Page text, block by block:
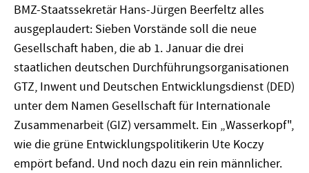
BMZ-Staatssekretär Hans-Jürgen Beerfeltz alles
ausgeplaudert: Sieben Vorstände soll die neue
Gesellschaft haben, die ab 1. Januar die drei
staatlichen deutschen Durchführungsorganisationen
GTZ, Inwent und Deutschen Entwicklungsdienst (DED)
unter dem Namen Gesellschaft für Internationale
Zusammenarbeit (GIZ) versammelt. Ein „Wasserkopf",
wie die grüne Entwicklungspolitikerin Ute Koczy
empört befand. Und noch dazu ein rein männlicher.